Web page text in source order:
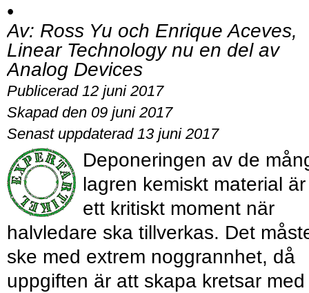
•
Av: Ross Yu och Enrique Aceves,
Linear Technology nu en del av
Analog Devices
Publicerad 12 juni 2017
Skapad den 09 juni 2017
Senast uppdaterad 13 juni 2017
Deponeringen av de
lagren kemiskt material är
ett kritiskt moment när
halvledare ska tillverkas. Det
ske med extrem noggrannhet, då
uppgiften är att skapa kretsar med